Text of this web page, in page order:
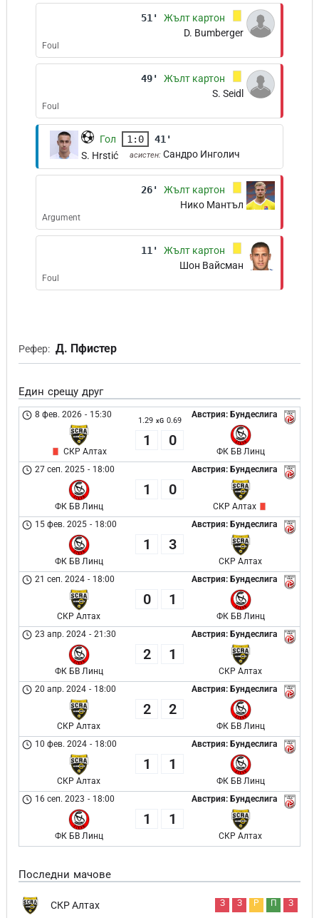
51'
Жълт картон
D. Bumberger
Foul
49'
Жълт картон
S. Seidl
Foul
Гол 1:0
41'
S. Hrstić
асистен: Сандро Инголич
26'
Жълт картон
Нико Мантъл
Argument
11'
Жълт картон
Шон Вайсман
Foul
Рефер: Д. Пфистер
Един срещу друг
Австрия: Бундеслига
8 фев. 2026 - 15:30
СКР Алтах
1.29 xG 0.69
1 0
ФК БВ Линц
Австрия: Бундеслига
27 сеп. 2025 - 18:00
ФК БВ Линц
1 0
СКР Алтах
Австрия: Бундеслига
15 фев. 2025 - 18:00
ФК БВ Линц
1 3
СКР Алтах
Австрия: Бундеслига
21 сеп. 2024 - 18:00
СКР Алтах
0 1
ФК БВ Линц
Австрия: Бундеслига
23 апр. 2024 - 21:30
ФК БВ Линц
2 1
СКР Алтах
Австрия: Бундеслига
20 апр. 2024 - 18:00
СКР Алтах
2 2
ФК БВ Линц
Австрия: Бундеслига
10 фев. 2024 - 18:00
СКР Алтах
1 1
ФК БВ Линц
Австрия: Бундеслига
16 сеп. 2023 - 18:00
ФК БВ Линц
1 1
СКР Алтах
Последни мачове
СКР Алтах З З Р П З